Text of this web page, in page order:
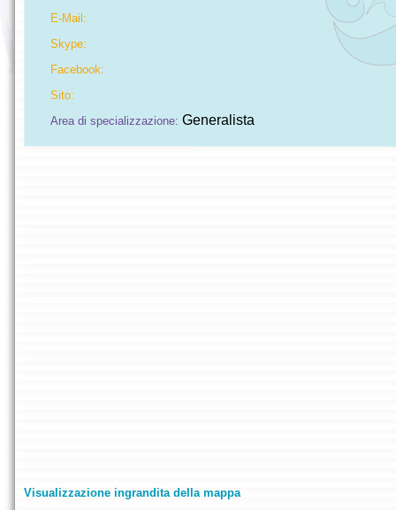
E-Mail:
Skype:
Facebook:
Sito:
Area di specializzazione: Generalista
Visualizzazione ingrandita della mappa